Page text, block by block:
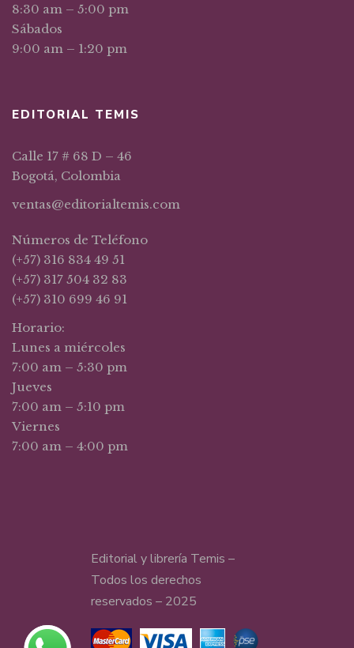
8:30 am – 5:00 pm
Sábados
9:00 am – 1:20 pm
EDITORIAL TEMIS
Calle 17 # 68 D – 46
Bogotá, Colombia
ventas@editorialtemis.com
Números de Teléfono
(+57) 316 834 49 51
(+57) 317 504 32 83
(+57) 310 699 46 91
Horario:
Lunes a miércoles
7:00 am – 5:30 pm
Jueves
7:00 am – 5:10 pm
Viernes
7:00 am – 4:00 pm
Editorial y librería Temis –
Todos los derechos
reservados – 2025